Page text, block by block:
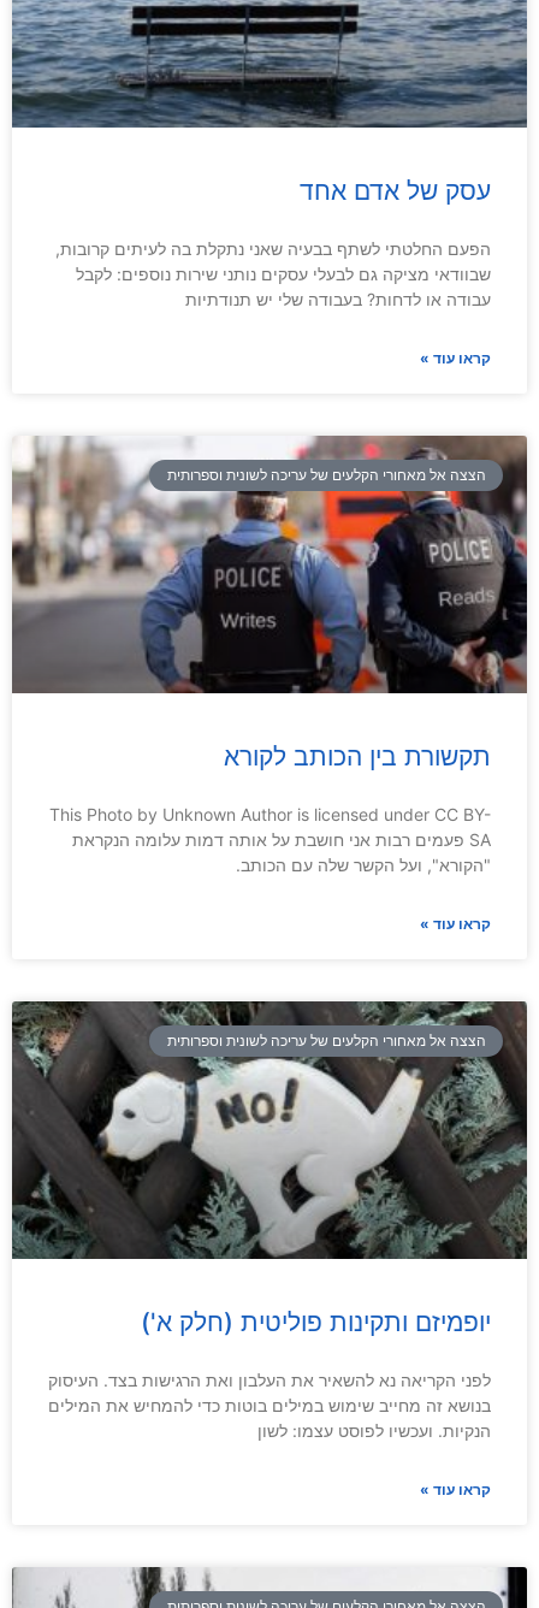
עסק של אדם אחד
הפעם החלטתי לשתף בבעיה שאני נתקלת בה לעיתים קרובות,
שבוודאי מציקה גם לבעלי עסקים נותני שירות נוספים: לקבל
עבודה או לדחות? בעבודה שלי יש תנודתיות
קראו עוד »
הצצה אל מאחורי הקלעים של עריכה לשונית וספרותית
תקשורת בין הכותב לקורא
This Photo by Unknown Author is licensed under CC BY-
SA פעמים רבות אני חושבת על אותה דמות עלומה הנקראת
"הקורא", ועל הקשר שלה עם הכותב.
קראו עוד »
הצצה אל מאחורי הקלעים של עריכה לשונית וספרותית
יופמיזם ותקינות פוליטית (חלק א')
לפני הקריאה נא להשאיר את העלבון ואת הרגישות בצד. העיסוק
בנושא זה מחייב שימוש במילים בוטות כדי להמחיש את המילים
הנקיות. ועכשיו לפוסט עצמו: לשון
קראו עוד »